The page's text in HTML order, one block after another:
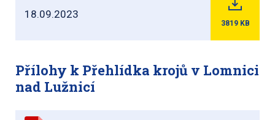
18.09.2023
3819 KB
Přílohy k Přehlídka krojů v Lomnici
nad Lužnicí